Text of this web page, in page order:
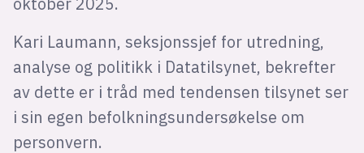
Kari Laumann, seksjonssjef for utredning,
analyse og politikk i Datatilsynet, bekrefter
av dette er i tråd med tendensen tilsynet ser
i sin egen befolkningsundersøkelse om
personvern.